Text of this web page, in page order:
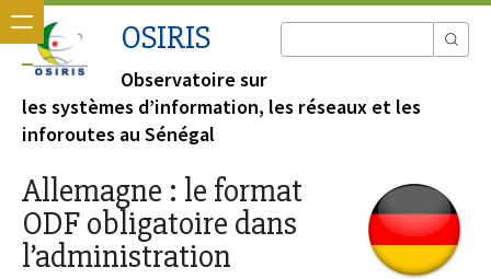
OSIRIS
Observatoire sur
les systèmes d’information, les réseaux et les
inforoutes au Sénégal
Allemagne : le format
ODF obligatoire dans
l’administration